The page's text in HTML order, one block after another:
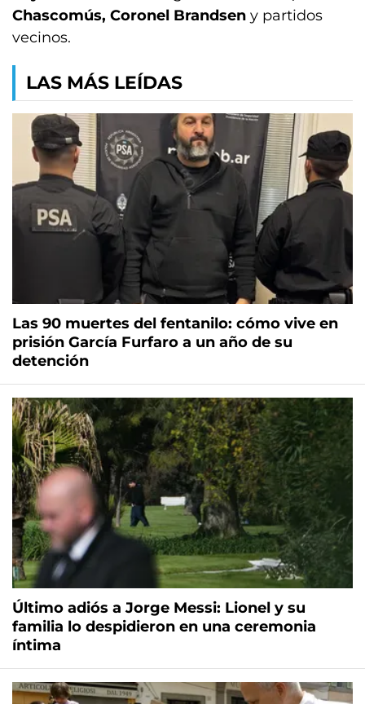
Chascomús, Coronel Brandsen y partidos
vecinos.
LAS MÁS LEÍDAS
Las 90 muertes del fentanilo: cómo vive en
prisión García Furfaro a un año de su
detención
Último adiós a Jorge Messi: Lionel y su
familia lo despidieron en una ceremonia
íntima